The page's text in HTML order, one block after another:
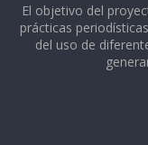
El objetivo del
prácticas
del uso de